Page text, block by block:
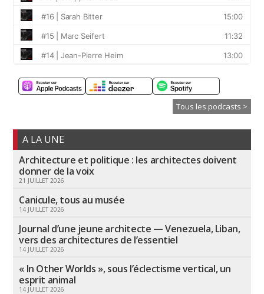
Tous les podcasts >
A LA UNE
Architecture et politique : les architectes doivent
donner de la voix
21 JUILLET 2026
Canicule, tous au musée
14 JUILLET 2026
Journal d’une jeune architecte — Venezuela, Liban,
vers des architectures de l’essentiel
14 JUILLET 2026
« In Other Worlds », sous l’éclectisme vertical, un
esprit animal
14 JUILLET 2026